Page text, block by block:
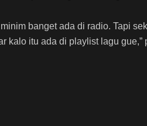
banget ada di radio. Tapi
kalo itu ada di playlist lagu gue,”